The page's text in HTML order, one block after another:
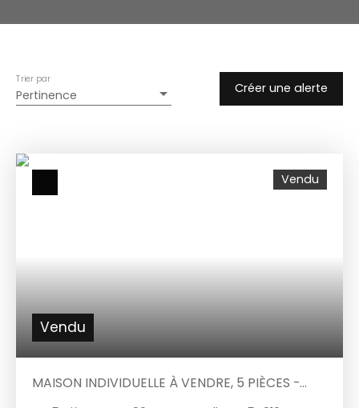
Pertinence
Trier par
Créer une alerte
Vendu
Vendu
MAISON INDIVIDUELLE À VENDRE, 5 PIÈCES -